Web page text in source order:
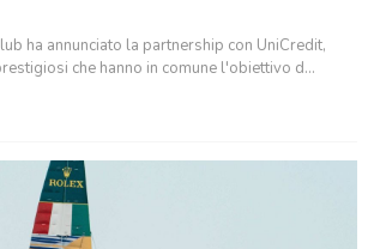
ha annunciato la partnership con UniCredit,
che hanno in comune l'obiettivo d...